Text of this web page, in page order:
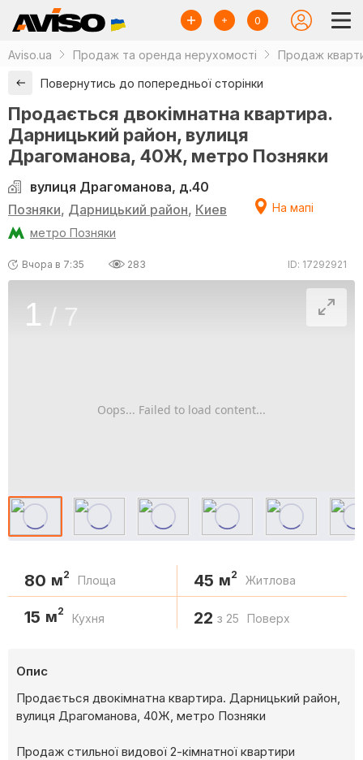
0
Aviso.ua Продаж та оренда нерухомості Продаж
Повернутись до попередньої сторінки
Продається двокімнатна квартира.
Дарницький район, вулиця
Драгоманова, 40Ж, метро Позняки
вулиця Драгоманова, д.40
Позняки, Дарницький район, Киев
На мапі
метро Позняки
Вчора в 7:35 283 ID: 17292921
Oops... Failed to load content...
1 / 7
80 м2 Площа 45 м2 Житлова
15 м2
Кухня 22 з 25 Поверх
Опис
Продається двокімнатна квартира. Дарницький район,
вулиця Драгоманова, 40Ж, метро Позняки
Продаж стильної видової 2-кімнатної квартири